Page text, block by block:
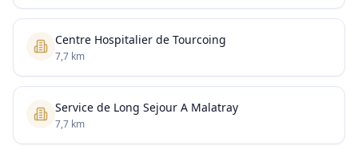
Centre Hospitalier de Tourcoing
7,7 km
Service de Long Sejour A Malatray
7,7 km